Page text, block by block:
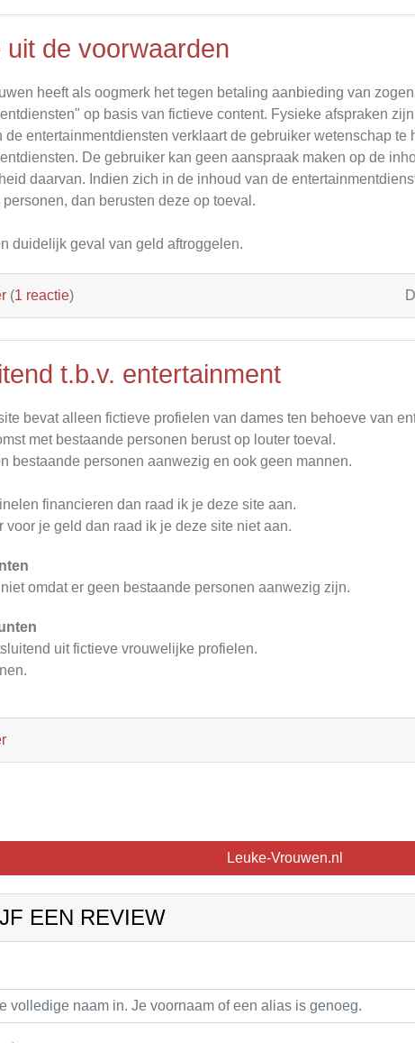
uit de voorwaarden
heeft als oogmerk het tegen betaling aanbieding van
op basis van fictieve content. Fysieke afspraken
de entertainmentdiensten verklaart de gebruiker wetenschap te
De gebruiker kan geen aanspraak maken op de
daarvan. Indien zich in de inhoud van de
personen, dan berusten deze op toeval.
duidelijk geval van geld aftroggelen.
(1 reactie)
t.b.v. entertainment
bevat alleen fictieve profielen van dames ten behoeve van
met bestaande personen berust op louter toeval.
bestaande personen aanwezig en ook geen mannen.
financieren dan raad ik je deze site aan.
voor je geld dan raad ik je deze site niet aan.
omdat er geen bestaande personen aanwezig zijn.
uit fictieve vrouwelijke profielen.
Leuke-Vrouwen.nl
EEN REVIEW